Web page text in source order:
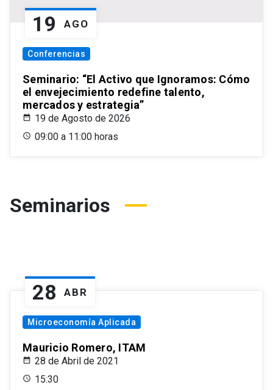
19 AGO
Conferencias
Seminario: “El Activo que Ignoramos: Cómo
el envejecimiento redefine talento,
mercados y estrategia”
19 de Agosto de 2026
09:00 a 11:00 horas
Seminarios
28 ABR
Microeconomía Aplicada
Mauricio Romero, ITAM
28 de Abril de 2021
15:30